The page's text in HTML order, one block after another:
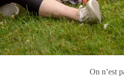
On n’est